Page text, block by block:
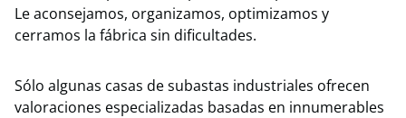
Le aconsejamos, organizamos, optimizamos y
cerramos la fábrica sin dificultades.
Sólo algunas casas de subastas industriales ofrecen
valoraciones especializadas basadas en innumerables